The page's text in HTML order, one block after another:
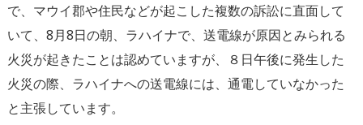
で、マウイ郡や住民などが起こした複数の訴訟に直面して
いて、8月8日の朝、ラハイナで、送電線が原因とみられる
火災が起きたことは認めていますが、８日午後に発生した
火災の際、ラハイナへの送電線には、通電していなかった
と主張しています。